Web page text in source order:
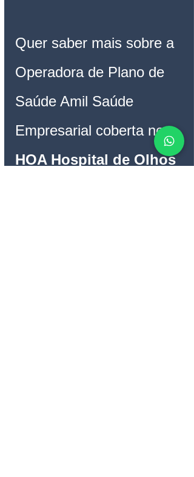
Quer saber mais sobre a
Operadora de Plano de
Saúde Amil Saúde
Empresarial coberta no
HOA Hospital de Olhos